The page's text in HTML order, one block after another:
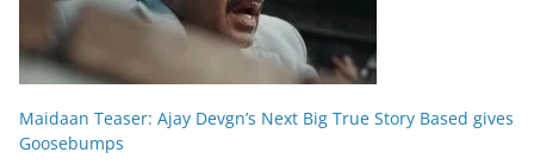
Maidaan Teaser: Ajay Devgn’s Next Big True Story Based gives
Goosebumps